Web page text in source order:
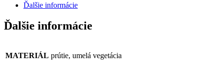
Ďalšie informácie
Ďalšie informácie
MATERIÁL prútie, umelá vegetácia